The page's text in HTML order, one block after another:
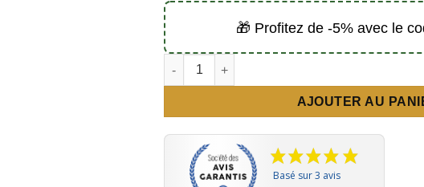
🎁 Profitez de -5% avec le
quantité de Pack de 10 livres de la collection
AJOUTER AU
Basé sur 3 avis